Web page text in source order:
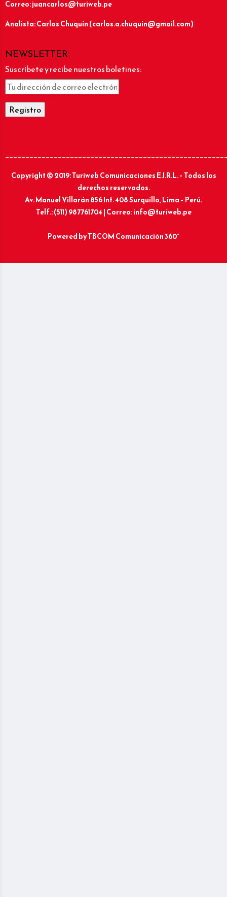
Correo: juancarlos@turiweb.pe
Analista: Carlos Chuquín (carlos.a.chuquin@gmail.com)
NEWSLETTER
Suscríbete y recibe nuestros boletines:
Copyright © 2019: Turiweb Comunicaciones E.I.R.L. – Todos los
derechos reservados.
Av. Manuel Villarán 856 Int. 408 Surquillo, Lima – Perú.
Telf.: (511) 987761704 | Correo: info@turiweb.pe
Powered byTBCOM Comunicación 360°